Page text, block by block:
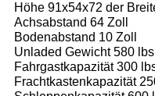
Höhe 91x54x72 der
Achsabstand 64 Zoll
Bodenabstand 10 Zoll
Unladed Gewicht 580 lbs
Fahrgastkapazität 300
Frachtkastenkapazität